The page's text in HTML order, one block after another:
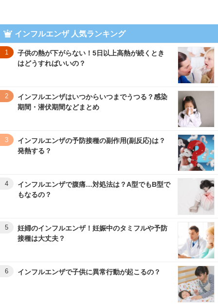
インフルエンザ 人気ランキング
1
子供の熱が下がらない！5日以上高熱が続くとき
はどうすればいいの？
2
インフルエンザはいつからいつまでうつる？感染
期間・潜伏期間などまとめ
3
インフルエンザの予防接種の副作用(副反応)は？
発熱する？
4
インフルエンザで腹痛…対処法は？A型でもB型で
もなるの？
5
妊婦のインフルエンザ！妊娠中のタミフルや予防
接種は大丈夫？
6 インフルエンザで子供に異常行動が起こるの？